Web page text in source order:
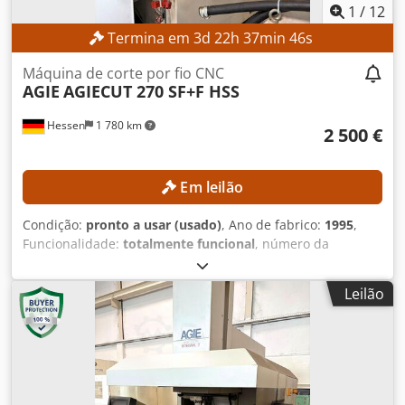
1 / 12
Termina em 3d 22h 37min 45s
Hessen 1 780 km
Máquina de corte por fio CNC
AGIE AGIECUT 270 SF+F HSS
2 500 €
Em leilão
Condição: pronto a usar (usado), Ano de fabrico: 1995,
Funcionalidade: totalmente funcional, número da
, curso do eixo X:
do eixo Y:250 mm, curso do eixo Z:256 mm, Diâmetro do
fio (máx.):
0,33 mm, modelo de controlador:
AGIEVISION /
AGIE HSS-Steuerung
, Sem preço mínimo – venda
garantida ao maior lance! DETALHES TÉCNICOS Curso do
eixo X: 350 mm Curso do eixo Y: 250 mm Curso do eixo Z:
256 mm Curso dos eixos U/V: ±70 mm Resolução de
posicionamento: 0,0001 mm Precisão de posicionamento:
Leilão